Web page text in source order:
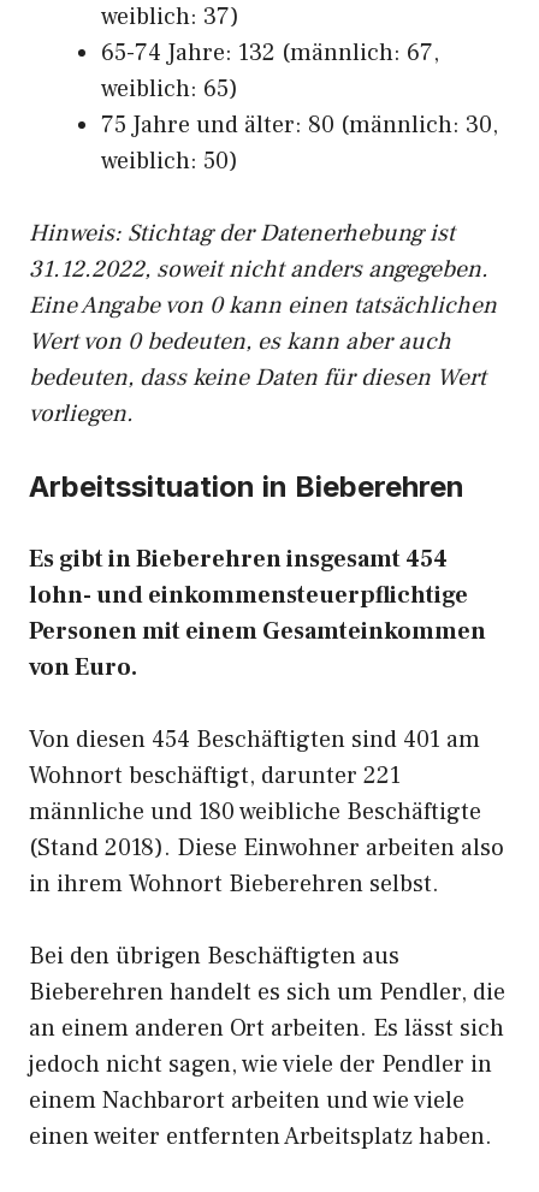
weiblich: 37)
65-74 Jahre: 132 (männlich: 67,
weiblich: 65)
75 Jahre und älter: 80 (männlich: 30,
weiblich: 50)
Hinweis: Stichtag der Datenerhebung ist
31.12.2022, soweit nicht anders angegeben.
Eine Angabe von 0 kann einen tatsächlichen
Wert von 0 bedeuten, es kann aber auch
bedeuten, dass keine Daten für diesen Wert
vorliegen.
Arbeitssituation in Bieberehren
Es gibt in Bieberehren insgesamt 454
lohn- und einkommensteuerpflichtige
Personen mit einem Gesamteinkommen
von Euro.
Von diesen 454 Beschäftigten sind 401 am
Wohnort beschäftigt, darunter 221
männliche und 180 weibliche Beschäftigte
(Stand 2018). Diese Einwohner arbeiten also
in ihrem Wohnort Bieberehren selbst.
Bei den übrigen Beschäftigten aus
Bieberehren handelt es sich um Pendler, die
an einem anderen Ort arbeiten. Es lässt sich
jedoch nicht sagen, wie viele der Pendler in
einem Nachbarort arbeiten und wie viele
einen weiter entfernten Arbeitsplatz haben.